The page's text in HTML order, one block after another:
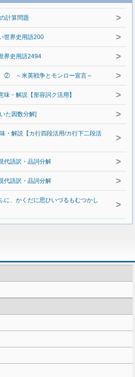
計算問題 >
世界史用語200 >
界史用語2494 >
② ～米英戦争とモンロー宣言～ >
・解説【形容詞ク活用】 >
た因数分解] >
・解説【カ行四段活用/カ行下二段活
>
代語訳・品詞分解 >
代語訳・品詞分解 >
に、かくだに思ひいづるもむつかし
>